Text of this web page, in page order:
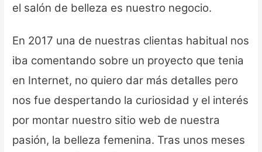
el salón de belleza es nuestro negocio.
En 2017 una de nuestras clientas habitual nos
iba comentando sobre un proyecto que tenia
en Internet, no quiero dar más detalles pero
nos fue despertando la curiosidad y el interés
por montar nuestro sitio web de nuestra
pasión, la belleza femenina. Tras unos meses